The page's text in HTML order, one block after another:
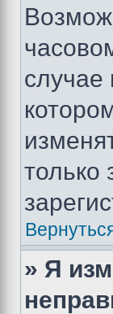
случае
только
» Я